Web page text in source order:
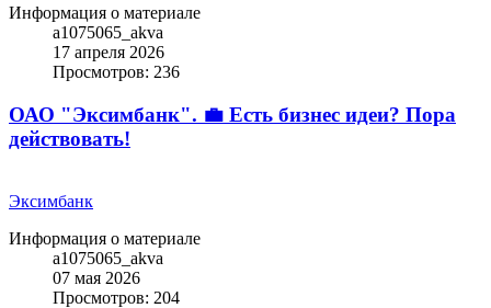
Информация о материале
a1075065_akva
17 апреля 2026
Просмотров: 236
ОАО "Эксимбанк". 💼 Есть бизнес идеи? Пора
действовать!
Эксимбанк
Информация о материале
a1075065_akva
07 мая 2026
Просмотров: 204